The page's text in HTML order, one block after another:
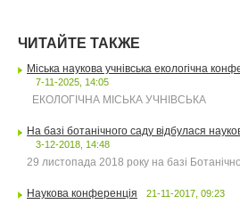
ЧИТАЙТЕ ТАКЖЕ
Міська наукова учнівська екологічна
7-11-2025, 14:05
ЕКОЛОГІЧНА МІСЬКА УЧНІВСЬКА
На базі ботанічного саду відбулася
3-12-2018, 14:48
29 листопада 2018 року на базі
Наукова конференція 21-11-2017, 09:23